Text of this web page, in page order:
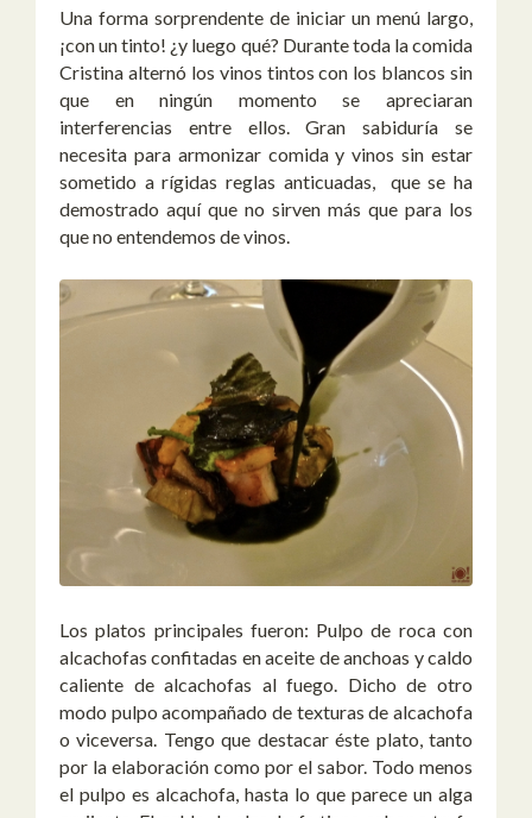
Una forma sorprendente de iniciar un menú largo,
¡con un tinto! ¿y luego qué? Durante toda la comida
Cristina alternó los vinos tintos con los blancos sin
que en ningún momento se apreciaran
interferencias entre ellos. Gran sabiduría se
necesita para armonizar comida y vinos sin estar
sometido a rígidas reglas anticuadas, que se ha
demostrado aquí que no sirven más que para los
que no entendemos de vinos.
Los platos principales fueron: Pulpo de roca con
alcachofas confitadas en aceite de anchoas y caldo
caliente de alcachofas al fuego. Dicho de otro
modo pulpo acompañado de texturas de alcachofa
o viceversa. Tengo que destacar éste plato, tanto
por la elaboración como por el sabor. Todo menos
el pulpo es alcachofa, hasta lo que parece un alga